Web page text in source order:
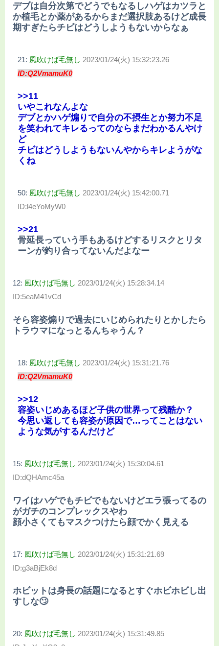
デブは自分次第でどうでもなるしハゲはカツラと
か植毛とか薬があるからまだ選択肢あるけど成長
期すぎたらチビはどうしようもないからなぁ
21: 風吹けば毛無し 2023/01/24(火) 15:32:23.26
ID:Q2VmamuK0
>>11
いやこれなんよな
デブとかハゲ煽りで自分の不摂生とか努力不足
を笑われてキレるってのならまだわかるんやけ
ど
チビはどうしようもないんやからキレようがな
くね
50: 風吹けば毛無し 2023/01/24(火) 15:42:00.71
ID:l4eYoMyW0
>>21
骨延長っていう手もあるけどするリスクとリタ
ーンが釣り合ってないんだよなー
12: 風吹けば毛無し 2023/01/24(火) 15:28:34.14
ID:5eaM41vCd
そら容姿煽りで過去にいじめられたりとかしたら
トラウマになっとるんちゃうん？
18: 風吹けば毛無し 2023/01/24(火) 15:31:21.76
ID:Q2VmamuK0
>>12
容姿いじめあるほど子供の世界って残酷か？
今思い返しても容姿が原因で…ってことはない
ような気がするんだけど
15: 風吹けば毛無し 2023/01/24(火) 15:30:04.61
ID:dQHAmc45a
ワイはハゲでもチビでもないけどエラ張ってるの
がガチのコンプレックスやわ
顔小さくてもマスクつけたら顔でかく見える
17: 風吹けば毛無し 2023/01/24(火) 15:31:21.69
ID:g3aBjEk8d
ホビットは身長の話題になるとすぐホビホビし出
すしな🙄
20: 風吹けば毛無し 2023/01/24(火) 15:31:49.85